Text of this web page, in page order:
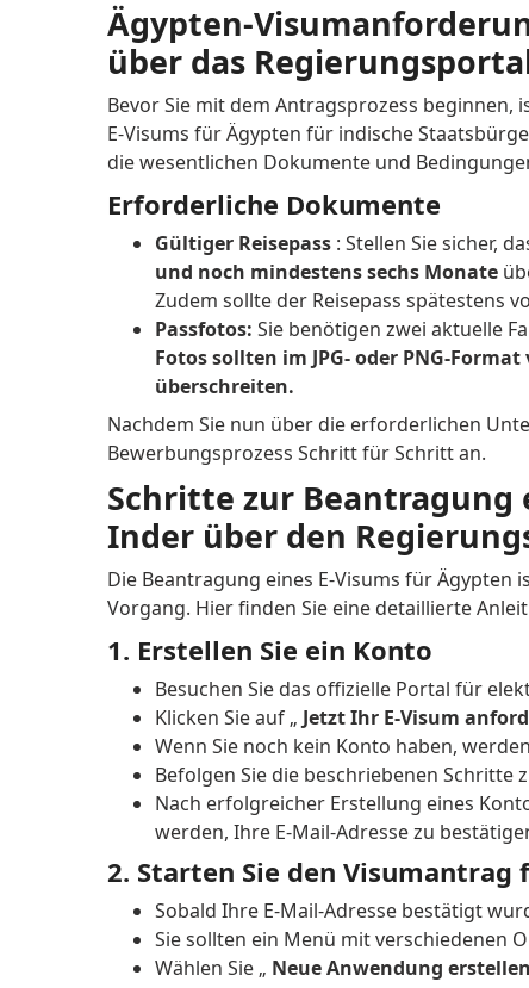
Ägypten-
über das
Bevor Sie mit dem Antragsprozess
E-Visums für Ägypten für indische
die wesentlichen Dokumente und
Erforderliche Dokumente
Gültiger Reisepass : Stellen Sie sicher,
und noch mindestens sechs Monate
Zudem sollte der Reisepass spätestens
Passfotos: Sie benötigen zwei aktuelle
Fotos sollten im JPG- oder PNG-
überschreiten.
Nachdem Sie nun über die erforderlichen
Bewerbungsprozess Schritt für Schritt an.
Schritte zur Beantragung
Inder über den
Die Beantragung eines E-Visums für
Vorgang. Hier finden Sie eine detaillierte
1. Erstellen Sie ein Konto
Besuchen Sie das offizielle Portal für
Klicken Sie auf „ Jetzt Ihr E-Visum
Wenn Sie noch kein Konto haben,
Befolgen Sie die beschriebenen Schritte
Nach erfolgreicher Erstellung eines
werden, Ihre E-Mail-Adresse zu
2. Starten Sie den Visumantrag
Sobald Ihre E-Mail-Adresse bestätigt
Sie sollten ein Menü mit verschiedenen
Wählen Sie „ Neue Anwendung erstellen